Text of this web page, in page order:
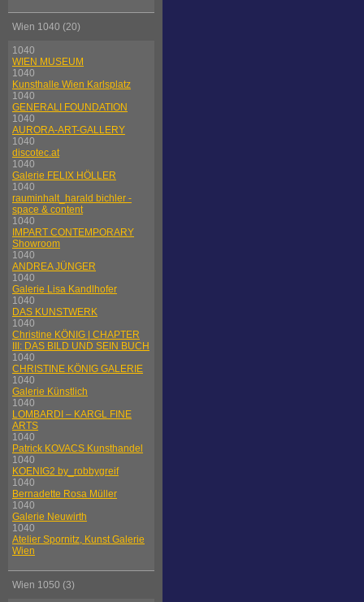
Wien 1040 (20)
1040
WIEN MUSEUM
1040
Kunsthalle Wien Karlsplatz
1040
GENERALI FOUNDATION
1040
AURORA-ART-GALLERY
1040
discotec.at
1040
Galerie FELIX HÖLLER
1040
rauminhalt_harald bichler -
space & content
1040
IMPART CONTEMPORARY
Showroom
1040
ANDREA JÜNGER
1040
Galerie Lisa Kandlhofer
1040
DAS KUNSTWERK
1040
Christine KÖNIG | CHAPTER
III: DAS BILD UND SEIN BUCH
1040
CHRISTINE KÖNIG GALERIE
1040
Galerie Künstlich
1040
LOMBARDI – KARGL FINE
ARTS
1040
Patrick KOVACS Kunsthandel
1040
KOENIG2 by_robbygreif
1040
Bernadette Rosa Müller
1040
Galerie Neuwirth
1040
Atelier Spornitz, Kunst Galerie
Wien
Wien 1050 (3)